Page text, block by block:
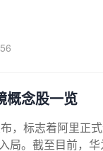
概念股一览
，标志着阿里正
局。截至目前，